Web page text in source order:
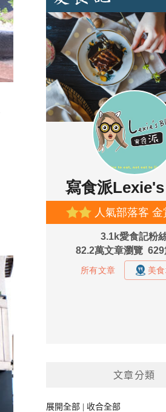
文章分類
展開全部
收合全部